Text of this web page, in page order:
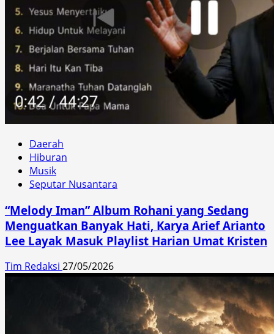
Daerah
Hiburan
Musik
Seputar Nusantara
“Melody Iman” Album Rohani yang Sedang
Menguatkan Banyak Hati, Karya Arief Arianto
Lee Layak Masuk Playlist Harian Umat Kristen
Tim Redaksi 27/05/2026